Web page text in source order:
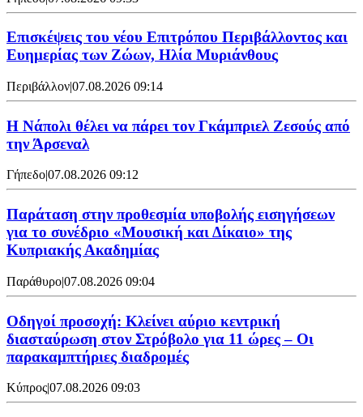
Επισκέψεις του νέου Επιτρόπου Περιβάλλοντος και
Ευημερίας των Ζώων, Ηλία Μυριάνθους
Περιβάλλον|07.08.2026 09:14
Η Νάπολι θέλει να πάρει τον Γκάμπριελ Ζεσούς από
την Άρσεναλ
Γήπεδο|07.08.2026 09:12
Παράταση στην προθεσμία υποβολής εισηγήσεων
για το συνέδριο «Μουσική και Δίκαιο» της
Κυπριακής Ακαδημίας
Παράθυρο|07.08.2026 09:04
Οδηγοί προσοχή: Κλείνει αύριο κεντρική
διασταύρωση στον Στρόβολο για 11 ώρες – Οι
παρακαμπτήριες διαδρομές
Κύπρος|07.08.2026 09:03